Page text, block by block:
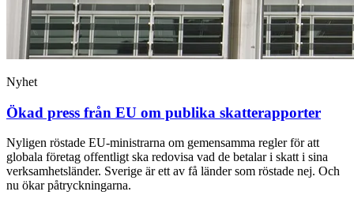
Nyhet
Ökad press från EU om publika skatterapporter
Nyligen röstade EU-ministrarna om gemensamma regler för att
globala företag offentligt ska redovisa vad de betalar i skatt i sina
verksamhetsländer. Sverige är ett av få länder som röstade nej. Och
nu ökar påtryckningarna.